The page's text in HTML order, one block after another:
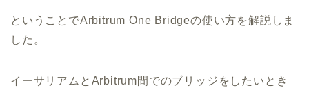
ということでArbitrum One Bridgeの使い方を解説しま
した。
イーサリアムとArbitrum間でのブリッジをしたいとき